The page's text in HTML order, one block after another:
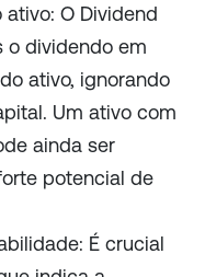
O Dividend
o dividendo em
ativo, ignorando
Um ativo com
ainda ser
potencial de
É crucial